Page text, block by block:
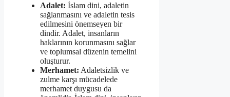
Adalet: İslam dini, adaletin
sağlanmasını ve adaletin tesis
edilmesini önemseyen bir
dindir. Adalet, insanların
haklarının korunmasını sağlar
ve toplumsal düzenin temelini
oluşturur.
Merhamet: Adaletsizlik ve
zulme karşı mücadelede
merhamet duygusu da